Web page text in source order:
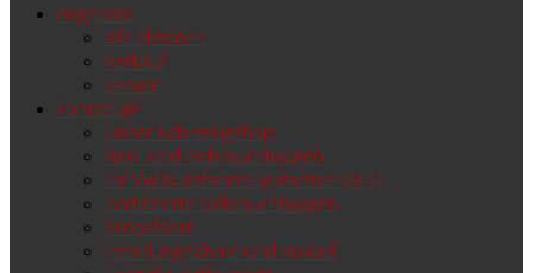
Angebote
alle Aktionen
Verkauf
Service
Fahrzeuge
Unser Fahrzeugshop
Neu- und Gebrauchtwagen
Ihr VW Nutzfahrzeug Partner (ALT)
Zertifizierte Gebrauchtwagen
Probefahrt
Inzahlungnahme und Ankauf